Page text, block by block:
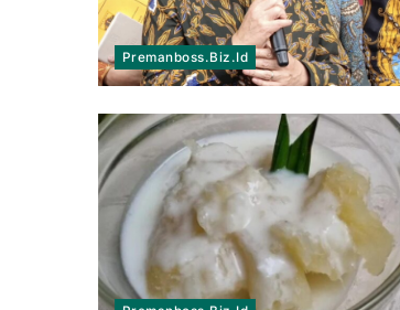
Premanboss.biz.id